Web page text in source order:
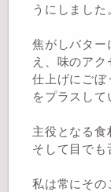
うにしました
焦がしバター
え、味のアク
仕上げにごぼ
をプラスして
主役となる食
そして目でも
私は常にその